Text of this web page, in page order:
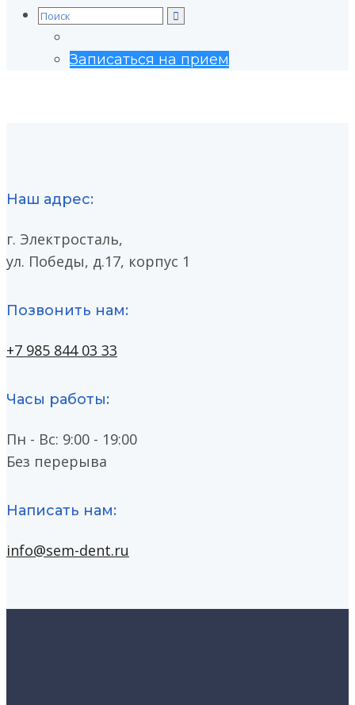
Search
for:
Записаться на прием
Наш адрес:
г. Электросталь,
ул. Победы, д.17, корпус 1
Позвонить нам:
+7 985 844 03 33
Часы работы:
Пн - Вс: 9:00 - 19:00
Без перерыва
Написать нам:
info@sem-dent.ru